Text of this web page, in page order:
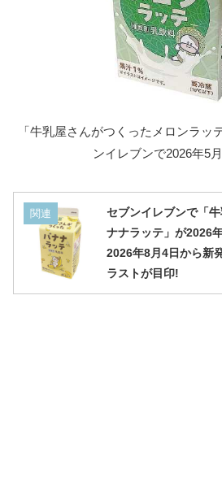
「牛乳屋さんがつくったメロンラッ
ンイレブンで2026年5
関連
セブンイレブンで「
ナナラッテ」が2026
2026年8月4日から新
ラストが目印!